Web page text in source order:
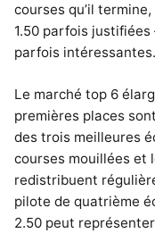
courses qu’il
1.50 parfois
parfois intéressantes.
Le marché top 6
premières places
des trois meilleures
courses mouillées et
redistribuent
pilote de quatrième
2.50 peut